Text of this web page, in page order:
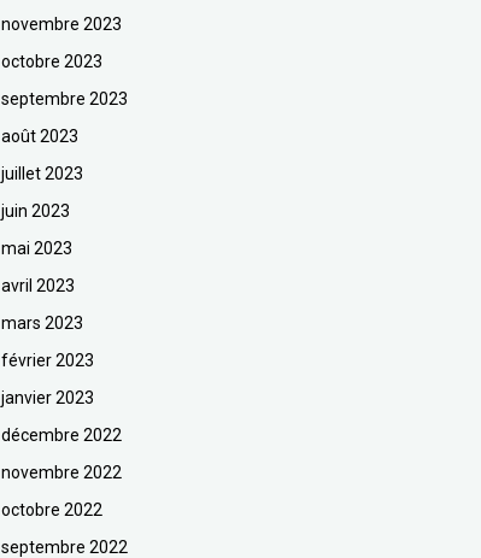
novembre 2023
octobre 2023
septembre 2023
août 2023
juillet 2023
juin 2023
mai 2023
avril 2023
mars 2023
février 2023
janvier 2023
décembre 2022
novembre 2022
octobre 2022
septembre 2022